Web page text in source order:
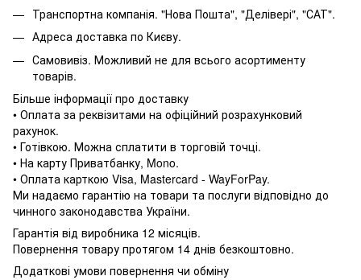
Транспортна компанія. "Нова Пошта", "Делівері", "САТ".
Адреса доставка по Києву.
Самовивіз. Можливий не для всього асортименту
товарів.
Більше інформації про доставку
• Оплата за реквізитами на офіційний розрахунковий
рахунок.
• Готівкою. Можна сплатити в торговій точці.
• На карту Приватбанку, Mono.
• Оплата карткою Visa, Mastercard - WayForPay.
Ми надаємо гарантію на товари та послуги відповідно до
чинного законодавства України.
Гарантія від виробника 12 місяців.
Повернення товару протягом 14 днів безкоштовно.
Додаткові умови повернення чи обміну